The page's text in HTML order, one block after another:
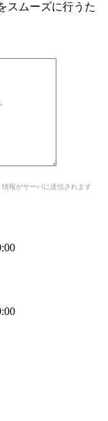
スムーズに行うた
報がサーバに送信されます